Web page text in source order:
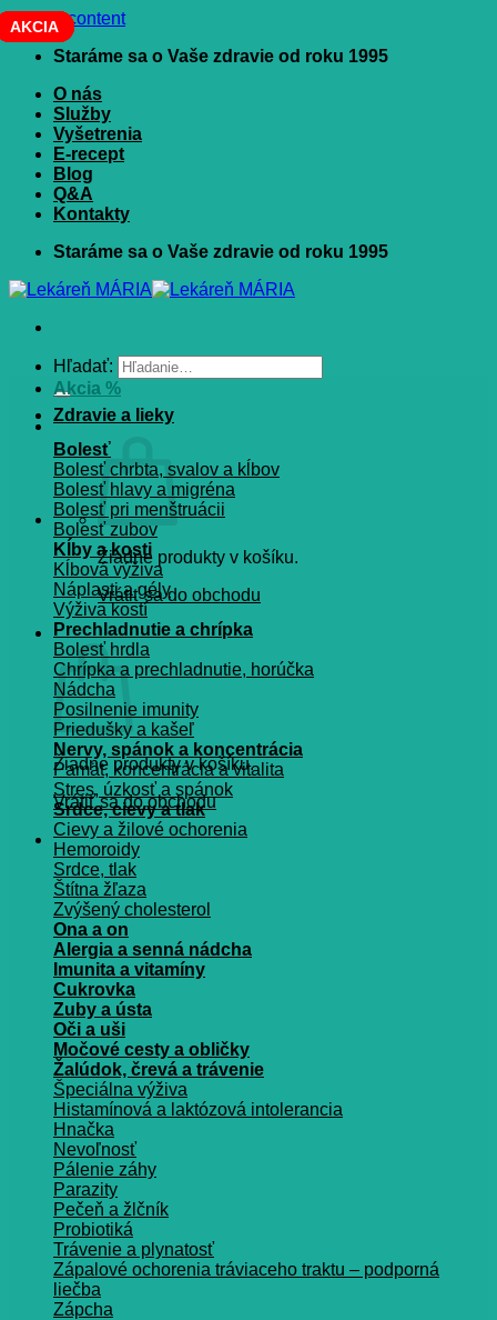
Skip to content
Staráme sa o Vaše zdravie od roku 1995
O nás
Služby
Vyšetrenia
E-recept
Blog
Q&A
Kontakty
Staráme sa o Vaše zdravie od roku 1995
Hľadať:
Žiadne produkty v košíku.
Vrátiť sa do obchodu
Košík
Žiadne produkty v košíku.
Vrátiť sa do obchodu
Akcia %
Zdravie a lieky
Bolesť
Bolesť chrbta, svalov a kĺbov
Bolesť hlavy a migréna
Bolesť pri menštruácii
Bolesť zubov
Kĺby a kosti
Kĺbová výživa
Náplasti a gély
Výživa kostí
Prechladnutie a chrípka
Bolesť hrdla
Chrípka a prechladnutie, horúčka
Nádcha
Posilnenie imunity
Priedušky a kašeľ
Nervy, spánok a koncentrácia
Pamät, koncentrácia a vitalita
Stres, úzkosť a spánok
Srdce, cievy a tlak
Cievy a žilové ochorenia
Hemoroidy
Srdce, tlak
Štítna žľaza
Zvýšený cholesterol
Ona a on
Alergia a senná nádcha
Imunita a vitamíny
Cukrovka
Zuby a ústa
Oči a uši
Močové cesty a obličky
Žalúdok, črevá a trávenie
Špeciálna výživa
Histamínová a laktózová intolerancia
Hnačka
Nevoľnosť
Pálenie záhy
Parazity
Pečeň a žlčník
Probiotiká
Trávenie a plynatosť
Zápalové ochorenia tráviaceho traktu – podporná
liečba
Zápcha
AKCIA
AKCIA
AKCIA
AKCIA